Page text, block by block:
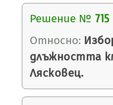
Решение №
Относно:
длъжността
Лясковец.